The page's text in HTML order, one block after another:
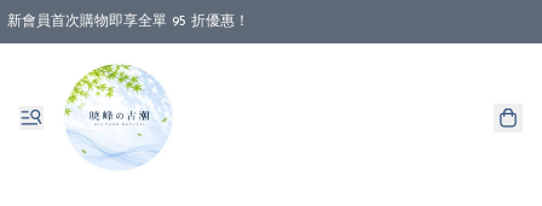
新會員首次購物即享全單 95 折優惠！
消費即享全單 88 折優惠！